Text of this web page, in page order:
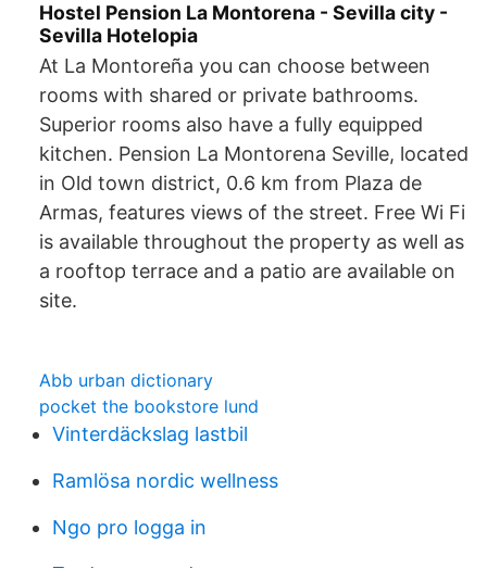
Hostel Pension La Montorena - Sevilla city -
Sevilla Hotelopia
At La Montoreña you can choose between
rooms with shared or private bathrooms.
Superior rooms also have a fully equipped
kitchen. Pension La Montorena Seville, located
in Old town district, 0.6 km from Plaza de
Armas, features views of the street. Free Wi Fi
is available throughout the property as well as
a rooftop terrace and a patio are available on
site.
Abb urban dictionary
pocket the bookstore lund
Vinterdäckslag lastbil
Ramlösa nordic wellness
Ngo pro logga in